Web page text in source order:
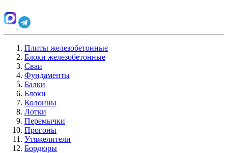
Плиты железобетонные
Блоки железобетонные
Сваи
Фундаменты
Балки
Блоки
Колонны
Лотки
Перемычки
Прогоны
Утяжелители
Бордюры